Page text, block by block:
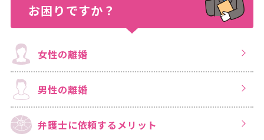
お困りですか？
女性の離婚
男性の離婚
弁護士に依頼するメリット